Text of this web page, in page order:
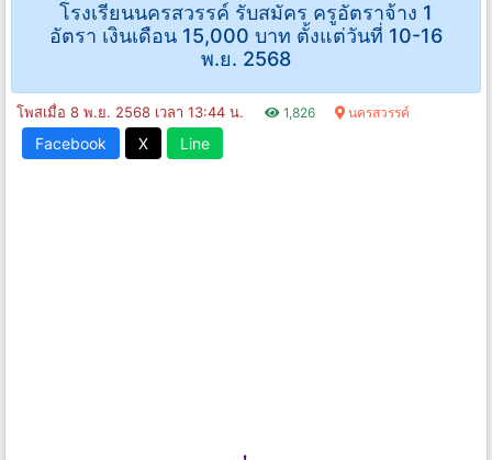
โรงเรียนนครสวรรค์ รับสมัคร ครูอัตราจ้าง 1
อัตรา เงินเดือน 15,000 บาท ตั้งแต่วันที่ 10-16
พ.ย. 2568
โพสเมื่อ 8 พ.ย. 2568 เวลา 13:44 น. 1,826 นครสวรรค์
Facebook X Line